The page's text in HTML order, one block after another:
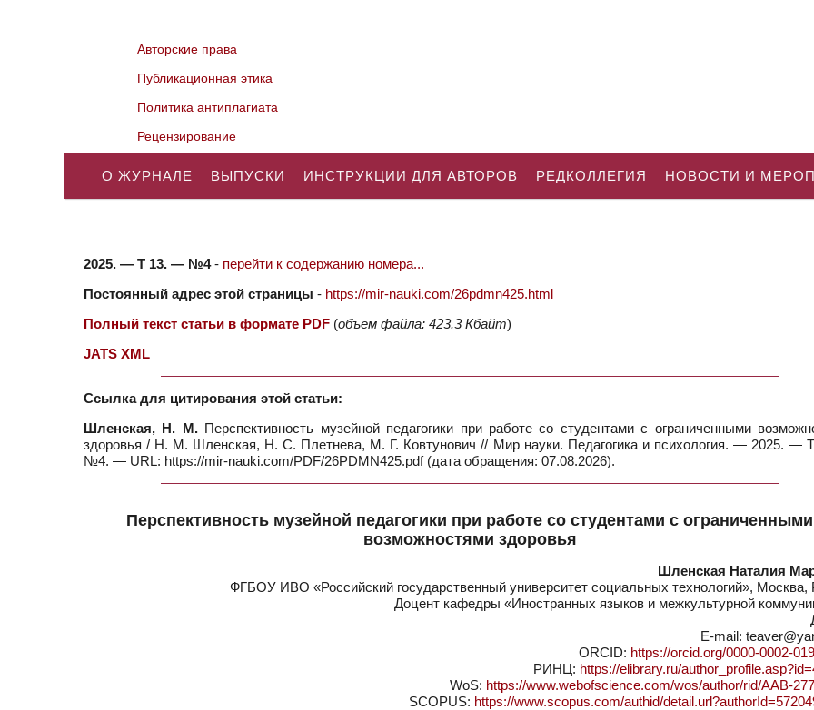
Авторские права
Публикационная этика
Политика антиплагиата
Рецензирование
О ЖУРНАЛЕ ВЫПУСКИ ИНСТРУКЦИИ ДЛЯ АВТОРОВ РЕДКОЛЛЕГИЯ НОВОСТИ И
2025. — Т 13. — №4- перейти к содержанию номера...
Постоянный адрес этой страницы - https://mir-nauki.com/26pdmn425.html
Полный текст статьи в формате PDF (объем файла: 423.3 Кбайт)
JATS XML
Ссылка для цитирования этой статьи:
Шленская, Н. М.Перспективность музейной педагогики при работе со студентами с ограниченными
здоровья / Н. М. Шленская, Н. С. Плетнева, М. Г. Ковтунович // Мир науки. Педагогика и психология. — 2025. —
№4. — URL: https://mir-nauki.com/PDF/26PDMN425.pdf (дата обращения: 07.08.2026).
Перспективность музейной педагогики при работе со студентами с ограниченными
возможностями здоровья
Шленская Наталия
ФГБОУ ИВО «Российский государственный университет социальных технологий», Москва,
Доцент кафедры «Иностранных языков и межкультурной
E-mail:
ORCID: https://orcid.org/0000-0002-
РИНЦ: https://elibrary.ru/
WoS: https://www.webofscience.com/wos/author/rid/AAB-
SCOPUS: https://www.scopus.com/authid/